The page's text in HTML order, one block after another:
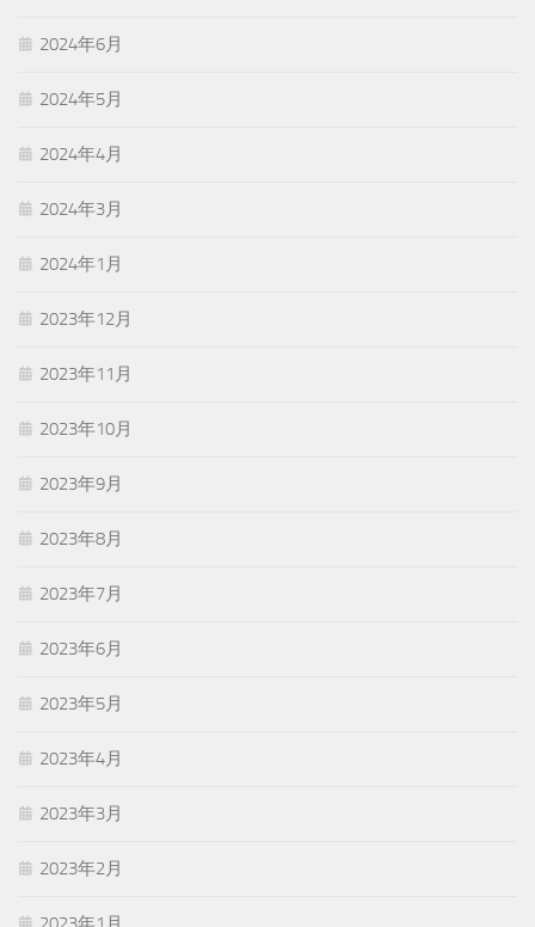
2024年6月
2024年5月
2024年4月
2024年3月
2024年1月
2023年12月
2023年11月
2023年10月
2023年9月
2023年8月
2023年7月
2023年6月
2023年5月
2023年4月
2023年3月
2023年2月